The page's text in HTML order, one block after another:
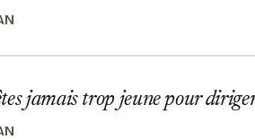
jamais trop jeune pour